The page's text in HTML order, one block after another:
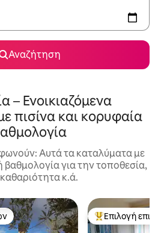
Αναζήτηση
– Ενοικιαζόμενα
πισίνα και κορυφαία
Αυτά τα καταλύματα με
βαθμολογία για την τοποθεσία,
κ.ά.
Κορυφαία
Επιλογή